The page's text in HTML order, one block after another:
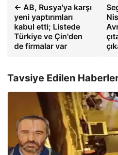
← AB, Rusya'ya karşı
yeni yaptırımları
kabul etti; Listede
Türkiye ve Çin'den
de firmalar var
Tavsiye Edilen